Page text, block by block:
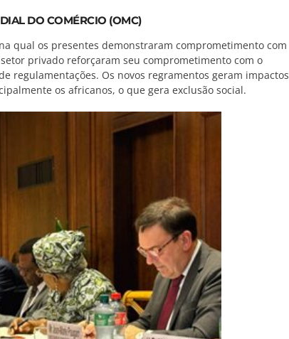
DO COMÉRCIO (OMC)
qual os presentes demonstraram comprometimento com
privado reforçaram seu comprometimento com o
regulamentações. Os novos regramentos geram impactos
os africanos, o que gera exclusão social.